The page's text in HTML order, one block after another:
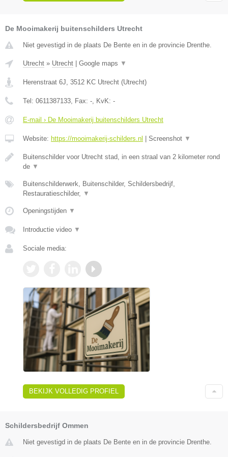
De Mooimakerij buitenschilders Utrecht
Niet gevestigd in de plaats De Bente en in de provincie Drenthe.
Utrecht » Utrecht Google maps ▼
Herenstraat 6J, 3512 KC Utrecht (Utrecht)
Tel: 0611387133, Fax: -, KvK: -
E-mail › De Mooimakerij buitenschilders Utrecht
Website: https://mooimakerij-schilders.nl Screenshot ▼
Buitenschilder voor Utrecht stad, in een straal van 2 kilometer rond
de ▼
Buitenschilderwerk, Buitenschilder, Schildersbedrijf,
Restauratieschilder, ▼
Openingstijden ▼
Introductie video ▼
Sociale media:
BEKIJK VOLLEDIG PROFIEL
Schildersbedrijf Ommen
Niet gevestigd in de plaats De Bente en in de provincie Drenthe.